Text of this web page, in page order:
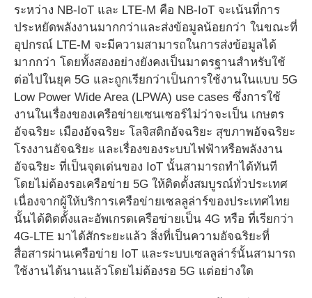
ระหว่าง NB-IoT และ LTE-M คือ NB-IoT จะเน้นที่การ
ประหยัดพลังงานมากกว่าและส่งข้อมูลน้อยกว่า ในขณะที่
อุปกรณ์ LTE-M จะมีความสามารถในการส่งข้อมูลได้
มากกว่า โดยทั้งสองอย่างยังคงเป็นมาตรฐานสำหรับใช้
ต่อไปในยุค 5G และถูกเรียกว่าเป็นการใช้งานในแบบ 5G
Low Power Wide Area (LPWA) use cases ซึ่งการใช้
งานในเรื่องของเครือข่ายเซนเซอร์ไม่ว่าจะเป็น เกษตร
อัจฉริยะ เมืองอัจฉริยะ โลจิสติกอัจฉริยะ สุขภาพอัจฉริยะ
โรงงานอัจฉริยะ และเรื่องของระบบไฟฟ้าหรือพลังงาน
อัจฉริยะ ที่เป็นจุดเด่นของ IoT นั้นสามารถทำได้ทันที
โดยไม่ต้องรอเครือข่าย 5G ให้ติดตั้งสมบูรณ์ทั่วประเทศ
เนื่องจากผู้ให้บริการเครือข่ายเซลลูล่าร์ของประเทศไทย
นั้นได้ติดตั้งและอัพเกรดเครือข่ายเป็น 4G หรือ ที่เรียกว่า
4G-LTE มาได้สักระยะแล้ว สิ่งที่เป็นความอัจฉริยะที่
สื่อสารผ่านเครือข่าย IoT และระบบเซลลูล่าร์นั้นสามารถ
ใช้งานได้นานแล้วโดยไม่ต้องรอ 5G แต่อย่างใด